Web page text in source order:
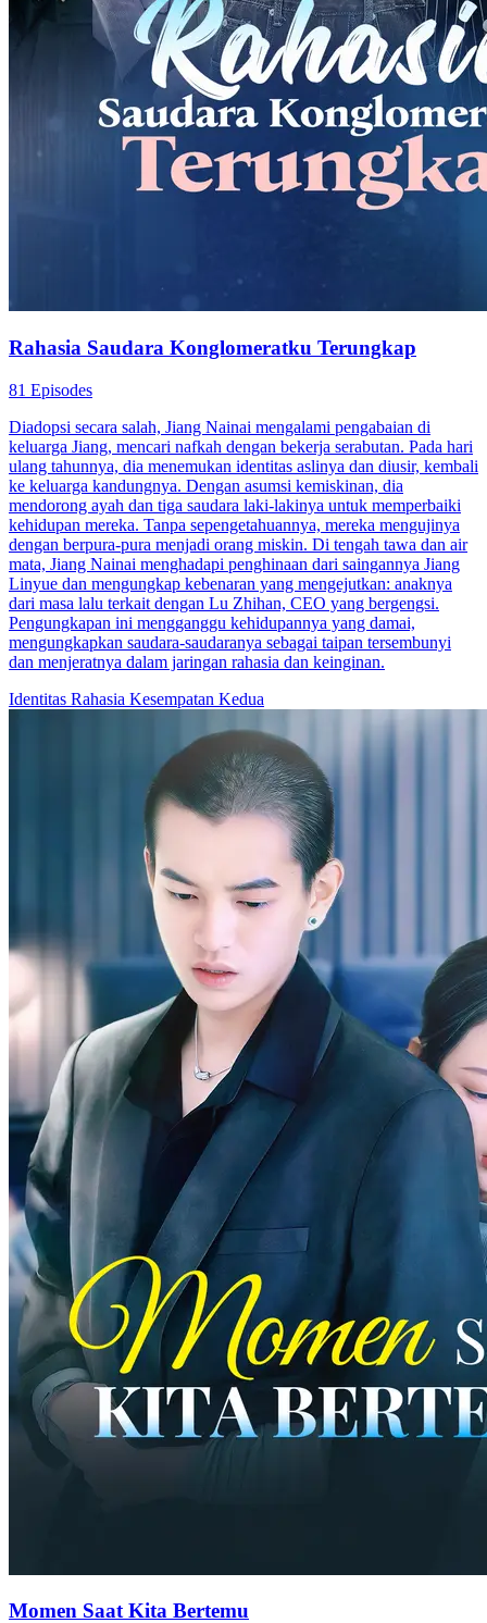
Rahasia Saudara Konglomeratku Terungkap
81 Episodes
Diadopsi secara salah, Jiang Nainai mengalami pengabaian di
keluarga Jiang, mencari nafkah dengan bekerja serabutan. Pada hari
ulang tahunnya, dia menemukan identitas aslinya dan diusir, kembali
ke keluarga kandungnya. Dengan asumsi kemiskinan, dia
mendorong ayah dan tiga saudara laki-lakinya untuk memperbaiki
kehidupan mereka. Tanpa sepengetahuannya, mereka mengujinya
dengan berpura-pura menjadi orang miskin. Di tengah tawa dan air
mata, Jiang Nainai menghadapi penghinaan dari saingannya Jiang
Linyue dan mengungkap kebenaran yang mengejutkan: anaknya
dari masa lalu terkait dengan Lu Zhihan, CEO yang bergengsi.
Pengungkapan ini mengganggu kehidupannya yang damai,
mengungkapkan saudara-saudaranya sebagai taipan tersembunyi
dan menjeratnya dalam jaringan rahasia dan keinginan.
Identitas Rahasia Kesempatan Kedua
Momen Saat Kita Bertemu